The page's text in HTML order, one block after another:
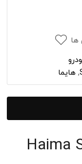
ها
, هایما